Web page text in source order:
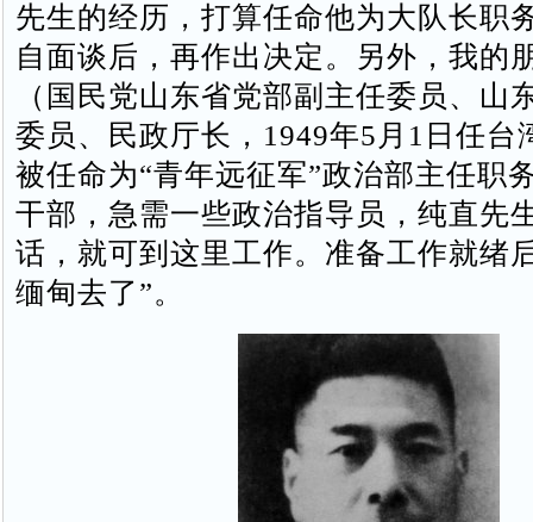
先生的经历，打算任命他为大队长职
自面谈后，再作出决定。另外，我的
（国民党山东省党部副主任委员、山
委员、民政厅长，1949年5月1日任台
被任命为“青年远征军”政治部主任职
干部，急需一些政治指导员，纯直先
话，就可到这里工作。准备工作就绪
缅甸去了”。